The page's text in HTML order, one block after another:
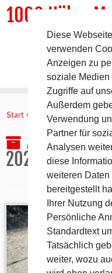
Inhalt
1000
DER
Start » 2022 » September »
Archiv für
2022
Diese
verwenden
Anzeigen zu
soziale
Zugriffe auf
Außerdem
Verwendung
Partner für
Analysen
diese
weiteren
bereitgestellt
Ihrer Nutzung
Persönliche
Standardtext
Tatsächlich
weiter, wozu